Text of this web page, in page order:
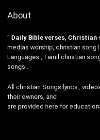
About
” Daily Bible verses,
medias worship, christian song
Languages , Tamil christian
songs .
All christian Songs lyrics ,
their owners, and
are provided here for